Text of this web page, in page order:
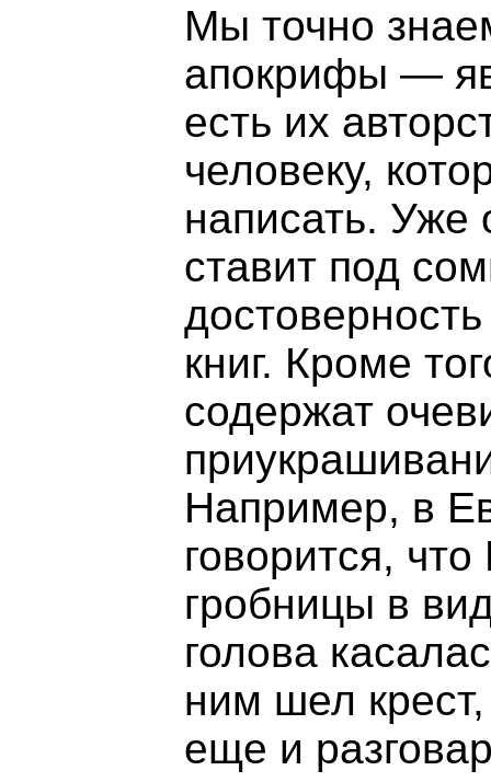
Мы точно
апокрифы —
есть их
человеку,
написать. Уже
ставит под
книг. Кроме
содержат
Например, в
говорится,
гробницы в
голова
ним шел
еще и